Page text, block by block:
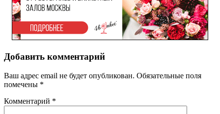
Добавить комментарий
Ваш адрес email не будет опубликован. Обязательные поля
помечены *
Комментарий *